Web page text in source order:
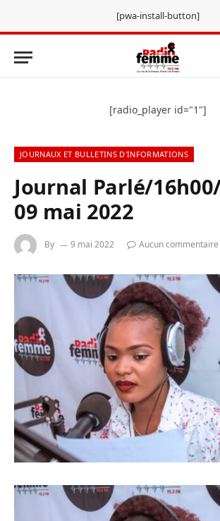
[pwa-install-button]
[radio_player id="1"]
JOURNAUX ET BULLETINS D'INFORMATIONS
Journal Parlé/
09 mai 2022
By 9 mai 2022 Aucun commentaire